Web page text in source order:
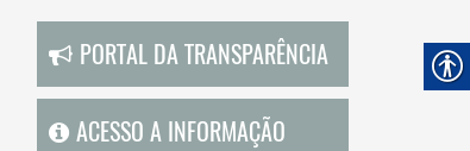
PORTAL DA TRANSPARÊNCIA
ACESSO A INFORMAÇÃO